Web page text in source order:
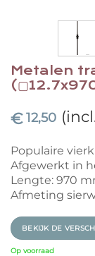
Metalen
€ 12,50
Populaire
Afgewerkt in
Lengte: 970
Afmeting
BEKIJK DE
Op voorraad